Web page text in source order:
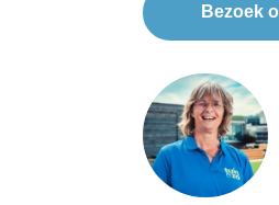
Bezoek